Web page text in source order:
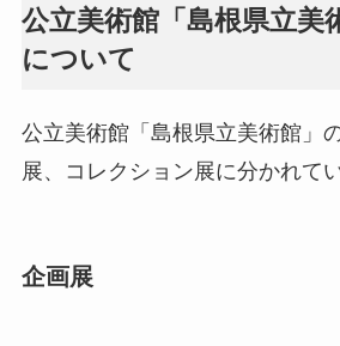
公立美術館「島根県立美
について
公立美術館「島根県立美術館」
展、コレクション展に分かれて
企画展